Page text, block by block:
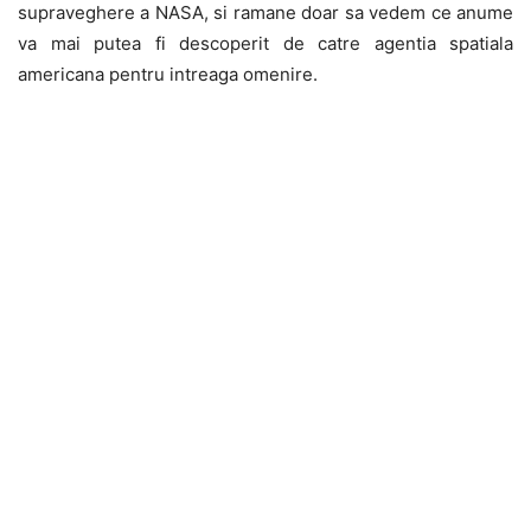
supraveghere a NASA, si ramane doar sa vedem ce anume
va mai putea fi descoperit de catre agentia spatiala
americana pentru intreaga omenire.